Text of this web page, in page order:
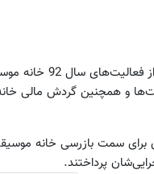
، مدیر عامل خانه
و همچنین گردش مالی
برای سمت بازرسی خانه
پرداختند.